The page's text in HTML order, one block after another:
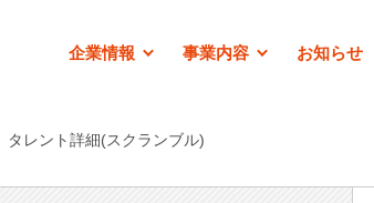
企業情報 事業内容 お知らせ
タレント詳細(スクランブル)